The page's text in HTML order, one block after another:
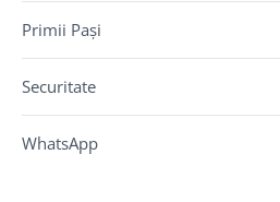
Primii Pași
Securitate
WhatsApp